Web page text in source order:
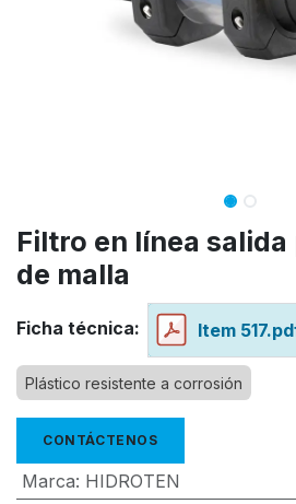
Filtro en línea
de malla
Ficha técnica: Item
Plástico resistente a corrosión
CONTÁCTENOS
Marca: HIDROTEN